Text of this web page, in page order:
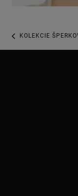
KOLEKCIE